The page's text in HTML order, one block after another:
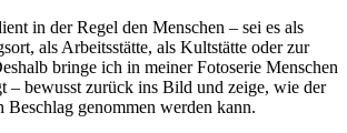
in der Regel den Menschen – sei es als
als Arbeitsstätte, als Kultstätte oder zur
bringe ich in meiner Fotoserie Menschen
– bewusst zurück ins Bild und zeige, wie der
Beschlag genommen werden kann.